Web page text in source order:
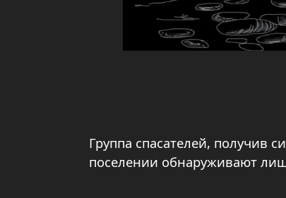
Группа спасателей, получив
поселении обнаруживают